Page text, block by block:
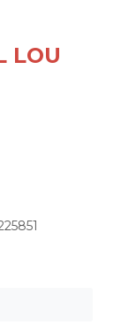
LOU